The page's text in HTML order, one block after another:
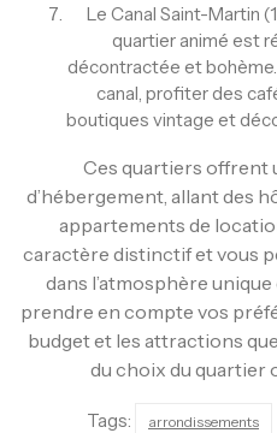
Le Canal Saint-Martin
quartier animé est
décontractée et
canal, profiter des
boutiques vintage et
Ces quartiers offrent
d’hébergement, allant des
appartements de
caractère distinctif et vous
dans l’atmosphère unique
prendre en compte vos
budget et les attractions
du choix du quartier
Tags: arrondissements